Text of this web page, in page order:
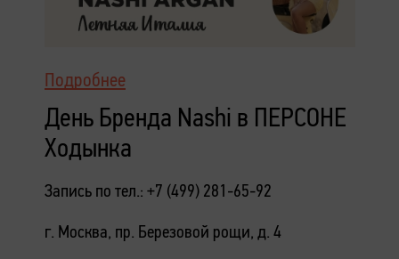
Подробнее
День Бренда Nashi в ПЕРСОНЕ
Ходынка
Запись по тел.: +7 (499) 281-65-92
г. Москва, пр. Березовой рощи, д. 4